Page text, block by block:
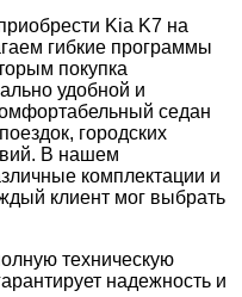
Kia K7 на
гибкие программы
покупка
удобной и
седан
городских
В нашем
комплектации и
клиент мог выбрать
техническую
надежность и